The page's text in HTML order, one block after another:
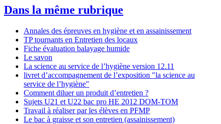
Dans la même rubrique
Annales des épreuves en hygiène et en assainissement
TP tournants en Entretien des locaux
Fiche évaluation balayage humide
Le savon
La science au service de l’hygiène version 12.11
livret d’accompagnement de l’exposition "la science au
service de l’hygiène"
Comment diluer un produit d’entretien ?
Sujets U21 et U22 bac pro HE 2012 DOM-TOM
Travail à réaliser par les élèves en PFMP
Le bac à graisse et son entretien (assainissement)